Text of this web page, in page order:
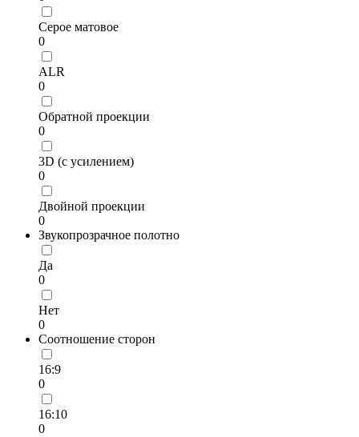
Серое матовое
0
ALR
0
Обратной проекции
0
3D (с усилением)
0
Двойной проекции
0
Звукопрозрачное полотно
Да
0
Нет
0
Соотношение сторон
16:9
0
16:10
0